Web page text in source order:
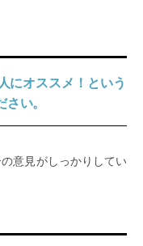
にオススメ！という
い。
意見がしっかりしてい